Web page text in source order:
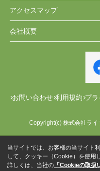
アクセスマップ
会社概要
お問い合わせ 利用規約 プラ
Copyright(c) 株式会社ラ
当サイトでは、お客様の当サイト
して、クッキー（Cookie）を使用
詳しくは、当社の 「Cookieの取扱